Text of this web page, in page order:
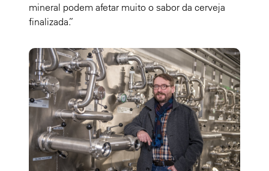
mineral podem afetar muito o sabor da cerveja
finalizada.”